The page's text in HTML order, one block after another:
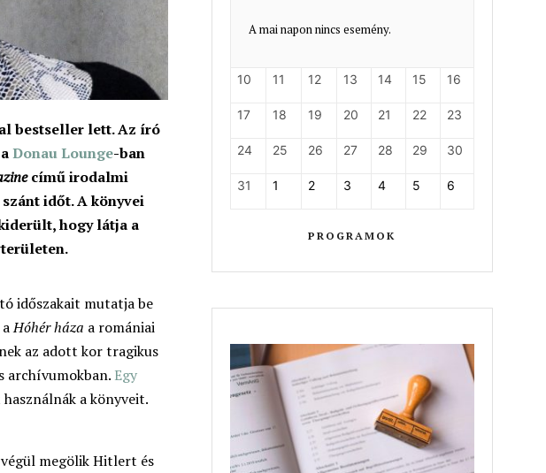
bestseller lett. Az író
DonauLounge-ban
című irodalmi
időt. A könyvei
hogy látja a
időszakait mutatja be
aHóhér háza a romániai
az adott kor tragikus
archívumokban. Egy
a könyveit.
megölik Hitlert és
A mai napon nincs esemény.
10 11 12 13 14 15 16
17 18 19 20 21 22 23
24 25 26 27 28 29 30
31 1 2 3 4 5 6
PROGRAMOK